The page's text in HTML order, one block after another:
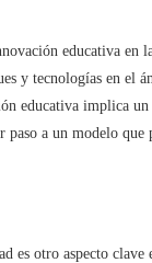
educativa en
y tecnologías en el
educativa implica
paso a un modelo
es otro aspecto